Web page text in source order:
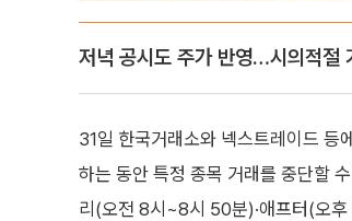
저녁 공시도 주가 반영…시의적절
31일 한국거래소와 넥스트레이드 등
하는 동안 특정 종목 거래를 중단할
리(오전 8시~8시 50분)·애프터(오